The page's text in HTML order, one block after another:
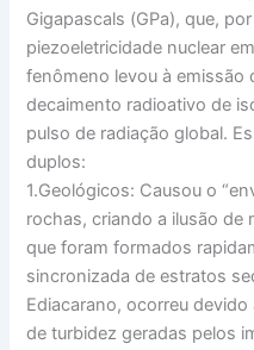
Gigapascals (GPa), que,
piezoeletricidade nuclear
fenômeno levou à emissão
decaimento radioativo de
pulso de radiação global.
duplos:
1.Geológicos: Causou o
rochas, criando a ilusão de
que foram formados
sincronizada de estratos
Ediacarano, ocorreu
de turbidez geradas pelos